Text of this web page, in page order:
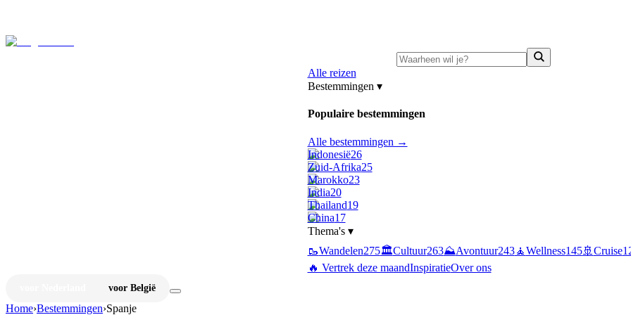
Alle reizen
Bestemmingen ▾
Populaire bestemmingen
Alle bestemmingen →
Indonesië26
Zuid-Afrika25
Marokko23
India20
Thailand19
China17
Thema's ▾
🥾Wandelen275🏛️Cultuur263⛰️Avontuur243🧘Wellness145🚢 Cruise
🔥 Vertrek deze maandInspiratieOver ons
voor België
Home›Bestemmingen›Spanje